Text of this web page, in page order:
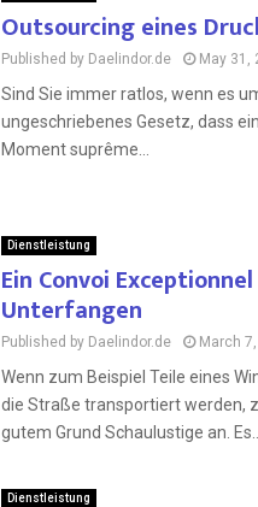
Outsourcing eines
Published by Daelindor.de May 31,
Sind Sie immer ratlos, wenn es
ungeschriebenes Gesetz, dass
Moment suprême...
Dienstleistung
Ein Convoi
Unterfangen
Published by Daelindor.de March
Wenn zum Beispiel Teile eines
die Straße transportiert werden,
gutem Grund Schaulustige an. Es...
Dienstleistung